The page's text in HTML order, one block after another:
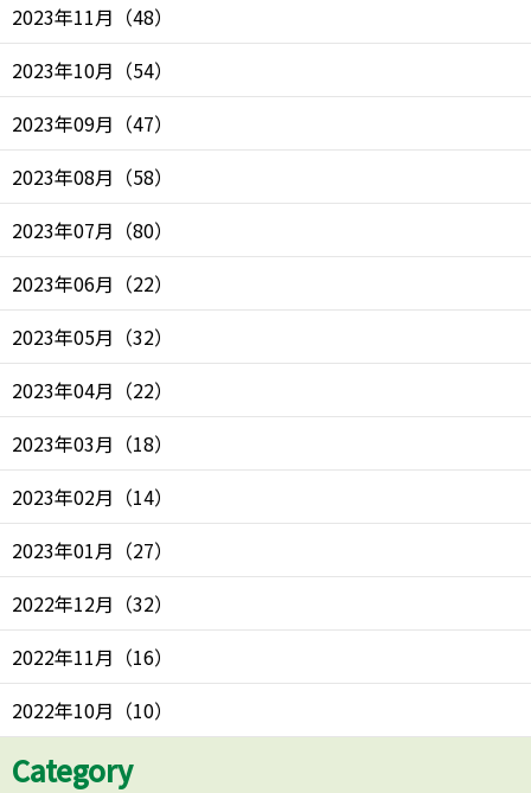
2023年11月 （48）
2023年10月 （54）
2023年09月 （47）
2023年08月 （58）
2023年07月 （80）
2023年06月 （22）
2023年05月 （32）
2023年04月 （22）
2023年03月 （18）
2023年02月 （14）
2023年01月 （27）
2022年12月 （32）
2022年11月 （16）
2022年10月 （10）
Category